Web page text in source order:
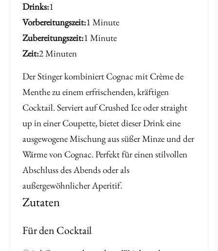
Drinks 1
Vorbereitungszeit 1 Minute
Zubereitungszeit 1 Minute
Zeit 2 Minuten
Der Stinger kombiniert Cognac mit Crème de
Menthe zu einem erfrischenden, kräftigen
Cocktail. Serviert auf Crushed Ice oder straight
up in einer Coupette, bietet dieser Drink eine
ausgewogene Mischung aus süßer Minze und der
Wärme von Cognac. Perfekt für einen stilvollen
Abschluss des Abends oder als
außergewöhnlicher Aperitif.
Zutaten
Für den Cocktail